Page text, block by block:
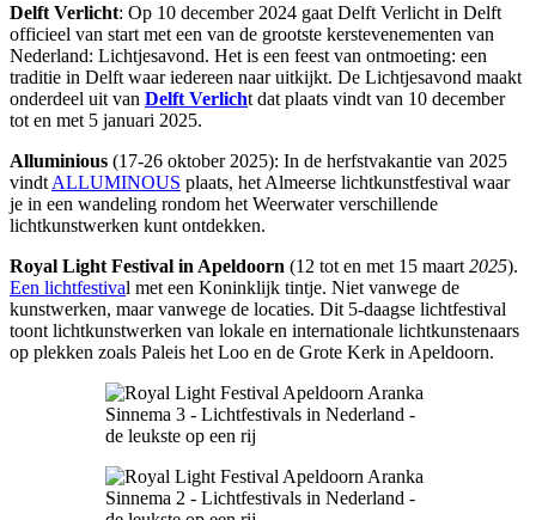
Delft Verlicht: Op 10 december 2024 gaat Delft Verlicht in Delft
officieel van start met een van de grootste kerstevenementen van
Nederland: Lichtjesavond. Het is een feest van ontmoeting: een
traditie in Delft waar iedereen naar uitkijkt. De Lichtjesavond maakt
onderdeel uit van Delft Verlicht dat plaats vindt van 10 december
tot en met 5 januari 2025.
Alluminious (17-26 oktober 2025): In de herfstvakantie van 2025
vindt ALLUMINOUS plaats, het Almeerse lichtkunstfestival waar
je in een wandeling rondom het Weerwater verschillende
lichtkunstwerken kunt ontdekken.
Royal Light Festival in Apeldoorn (12 tot en met 15 maart 2025).
Een lichtfestival met een Koninklijk tintje. Niet vanwege de
kunstwerken, maar vanwege de locaties. Dit 5-daagse lichtfestival
toont lichtkunstwerken van lokale en internationale lichtkunstenaars
op plekken zoals Paleis het Loo en de Grote Kerk in Apeldoorn.